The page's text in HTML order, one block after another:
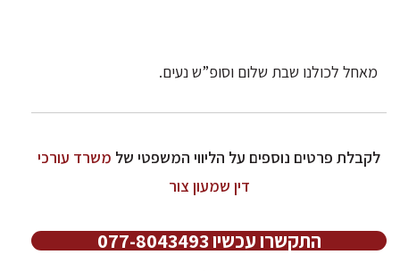
מאחל לכולנו שבת שלום וסופ”ש נעים.
לקבלת פרטים נוספים על הליווי המשפטי של משרד עורכי
דין שמעון צור
התקשרו עכשיו 077-8043493